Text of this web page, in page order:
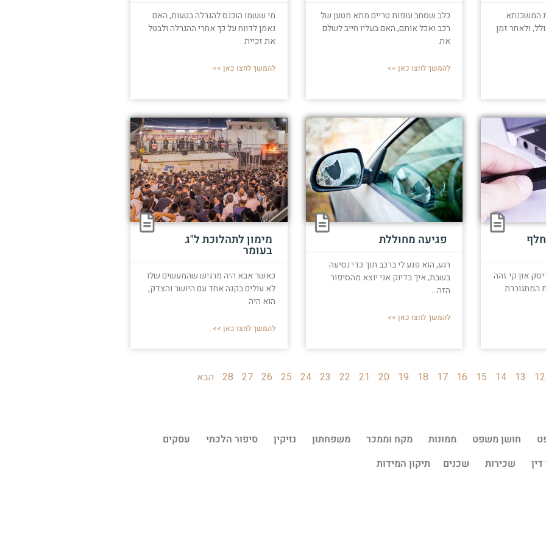
המשכנתא
ולאחר זמן
כלב שסחב עופות טריים מתא מטען של
רכב ואכל אותם, האם בעליו חייב לשלם
את
להמשך לחצו כאן >>
מי ששמו הוכנס להגרלה בטעות, האם
נאמן לדווח על כך אחרי ההגרלה ולבטל
את זכיית
להמשך לחצו כאן >>
און קי זהה
המתגוררת
פגיעה מחוללת
רגע, הוא פגע לי ברכב תוך כדי נסיעה
בשבת, איך בדיוק אני יוצא מהסיפור
הזה...
להמשך לחצו כאן >>
מימון לתהלוכת ל"ג
בעומר
כאשר אבא היה מרגיש שהמעשים שלו
לא עולים בקנה אחד עם היושר והצדק,
הוא היה
להמשך לחצו כאן >>
12
13
14
15
16
17
18
19
20
21
22
23
24
25
26
27
28 הבא
חושן משפט ממונות מקח וממכר משפחתון נזיקין סיפור הלכתי
עסקים
שכירות שכנים תיקון המידות